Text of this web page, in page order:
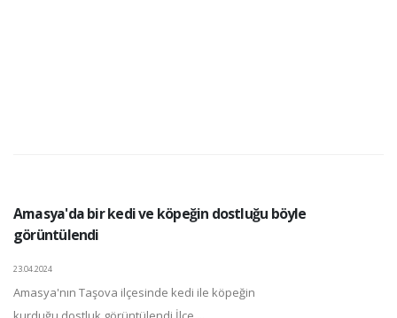
Amasya'da bir kedi ve köpeğin dostluğu böyle
görüntülendi
23.04.2024
Amasya'nın Taşova ilçesinde kedi ile köpeğin